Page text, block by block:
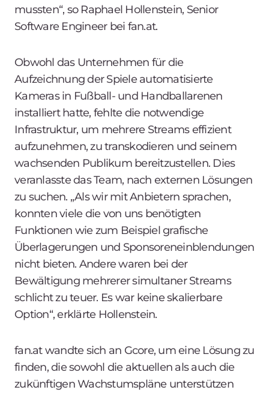
mussten“, so Raphael Hollenstein, Senior
Software Engineer bei fan.at.
Obwohl das Unternehmen für die
Aufzeichnung der Spiele automatisierte
Kameras in Fußball- und Handballarenen
installiert hatte, fehlte die notwendige
Infrastruktur, um mehrere Streams effizient
aufzunehmen, zu transkodieren und seinem
wachsenden Publikum bereitzustellen. Dies
veranlasste das Team, nach externen Lösungen
zu suchen. „Als wir mit Anbietern sprachen,
konnten viele die von uns benötigten
Funktionen wie zum Beispiel grafische
Überlagerungen und Sponsoreneinblendungen
nicht bieten. Andere waren bei der
Bewältigung mehrerer simultaner Streams
schlicht zu teuer. Es war keine skalierbare
Option“, erklärte Hollenstein.
fan.at wandte sich an Gcore, um eine Lösung zu
finden, die sowohl die aktuellen als auch die
zukünftigen Wachstumspläne unterstützen